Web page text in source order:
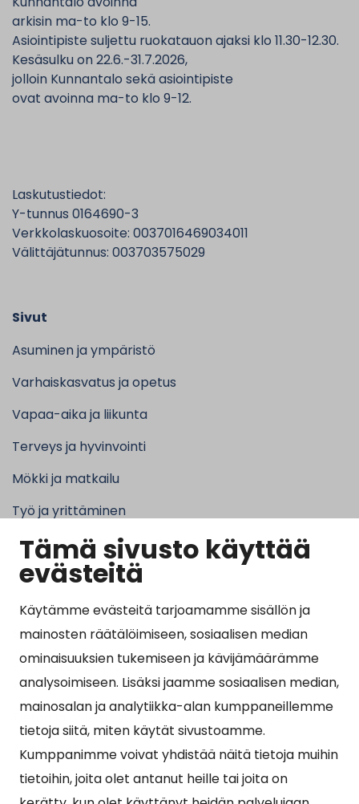
Tämä sivusto käyttää
evästeitä
Käytämme evästeitä tarjoamamme sisällön ja
mainosten räätälöimiseen, sosiaalisen median
ominaisuuksien tukemiseen ja kävijämäärämme
analysoimiseen. Lisäksi jaamme sosiaalisen median,
mainosalan ja analytiikka-alan kumppaneillemme
tietoja siitä, miten käytät sivustoamme.
Kumppanimme voivat yhdistää näitä tietoja muihin
tietoihin, joita olet antanut heille tai joita on
arkisin ma-to klo 9-15.
Asiointipiste suljettu ruokatauon ajaksi klo 11.30-12.30.
Kesäsulku on 22.6.-31.7.2026,
jolloin Kunnantalo sekä asiointipiste
ovat avoinna ma-to klo 9-12.
Laskutustiedot:
Y-tunnus 0164690-3
Verkkolaskuosoite: 0037016469034011
Välittäjätunnus: 003703575029
Sivut
Asuminen ja ympäristö
Varhaiskasvatus ja opetus
Vapaa-aika ja liikunta
Terveys ja hyvinvointi
Mökki ja matkailu
Työ ja yrittäminen
Kunta ja hallinto
Suosituimmat sivut
Esityslistat, pöytäkirjat, viranhaltijapäätökset ja
kuulutukset
Tietoa ja ohjeistusta koronavirukseen liittyen
Asiointipiste
Sähköinen asiointi